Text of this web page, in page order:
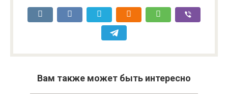
Вам также может быть интересно